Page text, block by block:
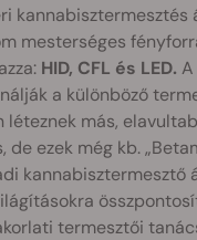
kannabisztermesztés
mesterséges
HID, CFL és LED.
a különböző
léteznek más,
ezek még kb.
kannabisztermesztő
termesztői